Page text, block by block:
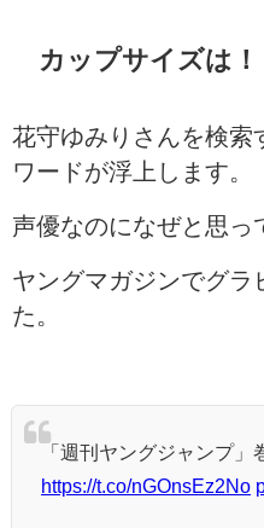
カップサイズは！
花守ゆみりさんを検索
ワードが浮上します。
声優なのになぜと思っ
ヤングマガジンでグラ
た。
「週刊ヤングジャンプ」
https://t.co/nGOnsEz2No